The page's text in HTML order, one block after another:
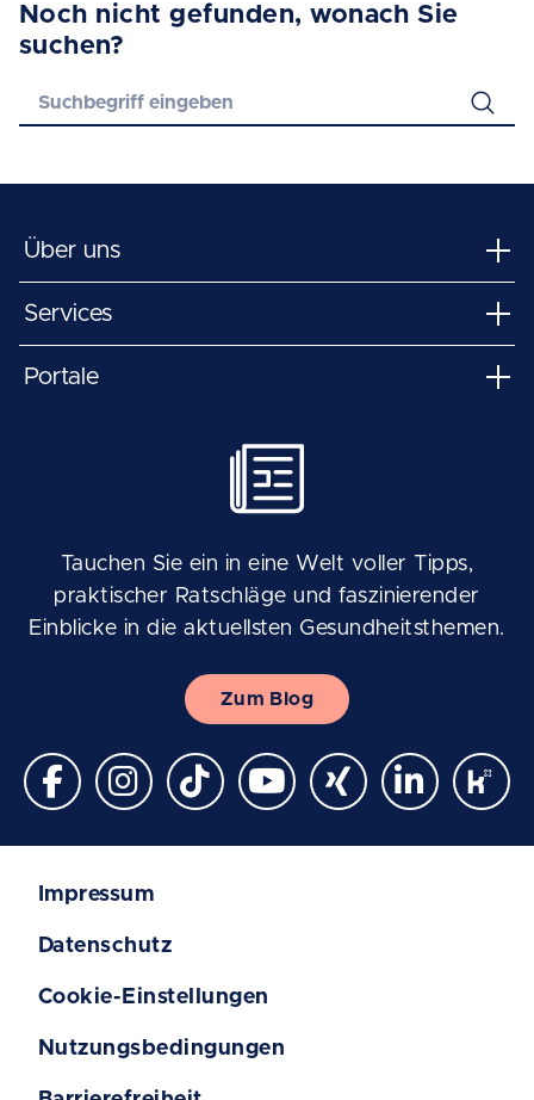
Noch nicht gefunden, wonach Sie
suchen?
Über uns
Services
Portale
Tauchen Sie ein in eine Welt voller Tipps,
praktischer Ratschläge und faszinierender
Einblicke in die aktuellsten Gesundheitsthemen.
Zum Blog
Impressum
Datenschutz
Cookie-Einstellungen
Nutzungsbedingungen